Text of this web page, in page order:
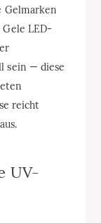
Gelmarken
LED-
sein — diese
reicht
UV-